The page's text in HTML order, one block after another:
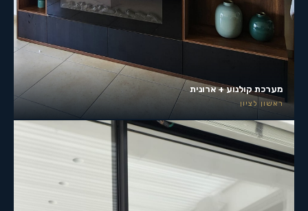
מערכת קולנוע + ארונית
ראשון לציון